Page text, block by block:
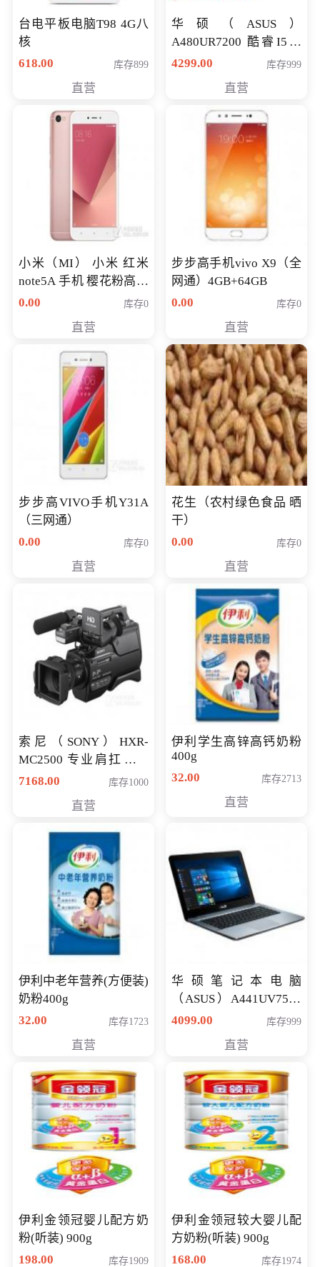
台电平板电脑T98 4G八
核
618.00
库存899
直营
华硕（ASUS）
A480UR7200 酷睿I5超
薄学生办公游戏独显笔
NV930-2G独
4299.00 库存999
直营
小米（MI） 小米 红米
note5A 手机 樱花粉高配
版 全网通(3G+32G)
0.00 库存0
直营
步步高手机vivo X9（全
网通）4GB+64GB
0.00
库存0
直营
步步高VIVO手机Y31A
（三网通）
0.00
库存0
直营
花生（农村绿色食品 晒
干）
0.00
库存0
直营
索尼（SONY）HXR-
MC2500 专业肩扛式存
储卡全高清摄录一体机
清入门级摄像机
7168.00 库存1000
直营
伊利学生高锌高钙奶粉
400g
32.00
库存2713
直营
伊利中老年营养(方便装)
奶粉400g
32.00
库存1723
直营
华硕笔记本电脑
（ASUS）A441UV7500
顽石（7代i7-7500U 4G
4099.00 库存999
直营
伊利金领冠婴儿配方奶
粉(听装) 900g
198.00
库存1909
伊利金领冠较大婴儿配
方奶粉(听装) 900g
168.00
库存1974